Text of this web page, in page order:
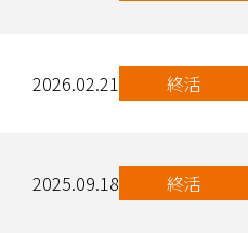
2026.02.21 終活
2025.09.18 終活